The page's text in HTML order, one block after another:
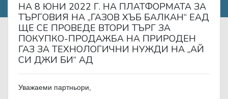
НА 8 ЮНИ 2022 Г. НА ПЛАТФОРМАТА ЗА
ТЪРГОВИЯ НА „ГАЗОВ ХЪБ БАЛКАН“ ЕАД
ЩЕ СЕ ПРОВЕДЕ ВТОРИ ТЪРГ ЗА
ПОКУПКО-ПРОДАЖБА НА ПРИРОДЕН
ГАЗ ЗА ТЕХНОЛОГИЧНИ НУЖДИ НА „АЙ
СИ ДЖИ БИ“ АД
Уважаеми партньори,